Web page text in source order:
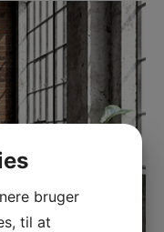
bruger
til at